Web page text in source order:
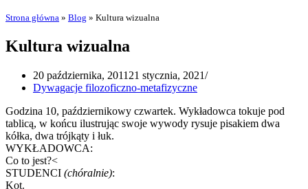
Strona główna » Blog » Kultura wizualna
Kultura wizualna
20 października, 2011 21 stycznia, 2021
Dywagacje filozoficzno-metafizyczne
Godzina 10, październikowy czwartek. Wykładowca tokuje pod
tablicą, w końcu ilustrując swoje wywody rysuje pisakiem dwa
kółka, dwa trójkąty i łuk.
WYKŁADOWCA:
Co to jest?<
STUDENCI (chóralnie):
Kot.